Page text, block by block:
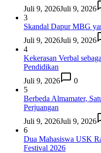
Juli 9, 2026Juli 9, 2026
3
Skandal Dapur MBG
Juli 9, 2026Juli 9, 2026
4
Kekerasan Verbal
Pendidikan
Juli 9, 2026
0
5
Berbeda Almamater,
Perjuangan
Juli 9, 2026Juli 9, 2026
6
Dua Mahasiswa USK
Festival 2026